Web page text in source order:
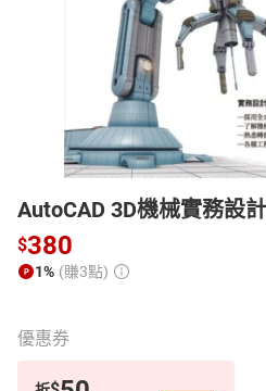
電子/紙本書
HOT
AutoCAD 3D機械實務設
$380
1% (賺3點)
優惠券